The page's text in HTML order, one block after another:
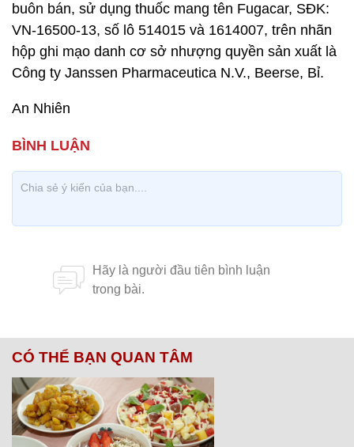
buôn bán, sử dụng thuốc mang tên Fugacar, SĐK:
VN-16500-13, số lô 514015 và 1614007, trên nhãn
hộp ghi mạo danh cơ sở nhượng quyền sản xuất là
Công ty Janssen Pharmaceutica N.V., Beerse, Bỉ.
An Nhiên
CÓ THỂ BẠN QUAN TÂM